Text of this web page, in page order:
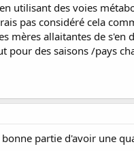
utilisant des voies
pas considéré cela
allaitantes de s'en
pour des saisons /pays
partie d'avoir une